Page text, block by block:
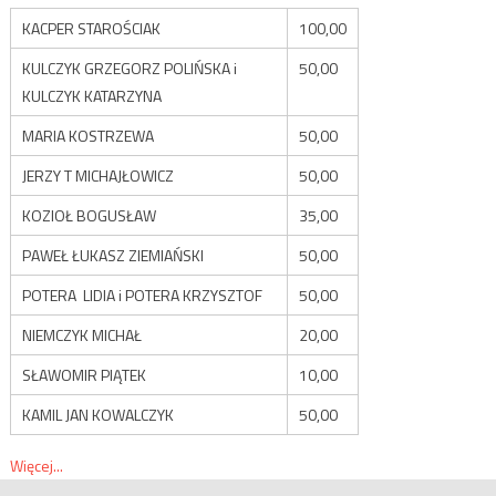
KACPER STAROŚCIAK
100,00
KULCZYK GRZEGORZ POLIŃSKA i
KULCZYK KATARZYNA
50,00
MARIA KOSTRZEWA
50,00
JERZY T MICHAJŁOWICZ
50,00
KOZIOŁ BOGUSŁAW
35,00
PAWEŁ ŁUKASZ ZIEMIAŃSKI
50,00
POTERA LIDIA i POTERA KRZYSZTOF
50,00
NIEMCZYK MICHAŁ
20,00
SŁAWOMIR PIĄTEK
10,00
KAMIL JAN KOWALCZYK
50,00
Więcej...